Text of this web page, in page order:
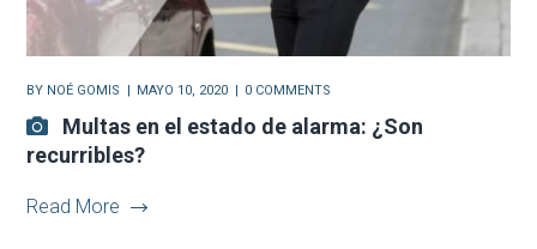
BY NOÉ GOMIS MAYO 10, 2020 0 COMMENTS
Multas en el estado de alarma: ¿Son
recurribles?
Read More